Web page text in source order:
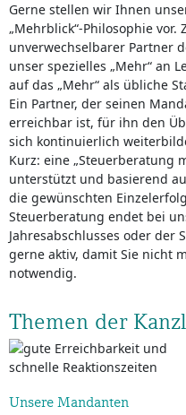
Gerne stellen wir Ihnen
„Mehrblick“-Philosophie vor.
unverwechselbarer Partner
unser spezielles „Mehr“ an
auf das „Mehr“ als übliche
Ein Partner, der seinen
erreichbar ist, für ihn den
sich kontinuierlich
Kurz: eine „Steuerberatung
unterstützt und basierend
die gewünschten
Steuerberatung endet bei
Jahresabschlusses oder der
gerne aktiv, damit Sie nicht
notwendig.
Themen der
Unsere Mandanten